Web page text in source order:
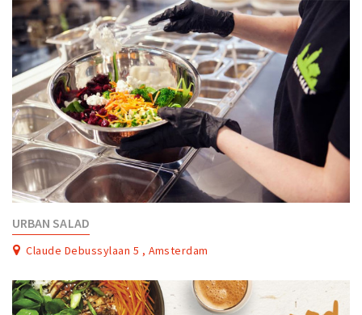
URBAN SALAD
Claude Debussylaan 5 , Amsterdam